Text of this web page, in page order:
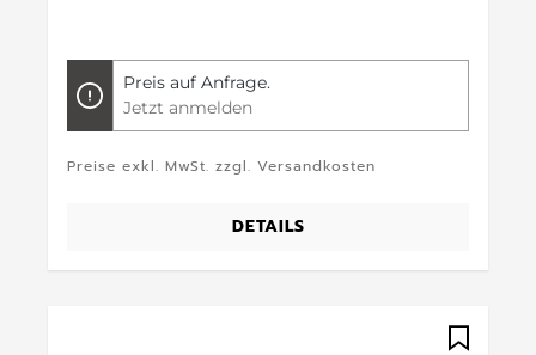
Preis auf Anfrage.
Jetzt anmelden
Preise exkl. MwSt. zzgl. Versandkosten
DETAILS